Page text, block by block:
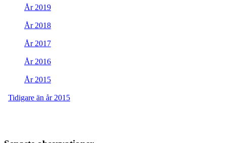
År 2019
År 2018
År 2017
År 2016
År 2015
Tidigare än år 2015